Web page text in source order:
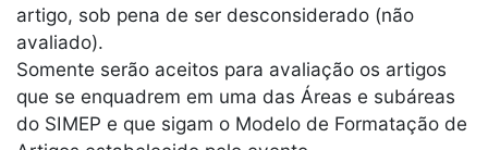
artigo, sob pena de ser desconsiderado (não
avaliado).
Somente serão aceitos para avaliação os artigos
que se enquadrem em uma das Áreas e subáreas
do SIMEP e que sigam o Modelo de Formatação de